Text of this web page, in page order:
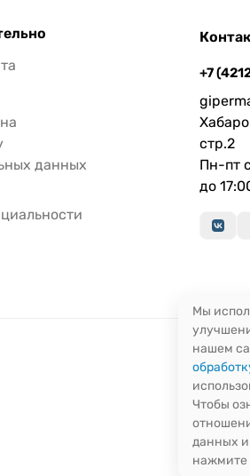
данных
+7
стр.2
Пн-пт
до
Мы
нашем
Чтобы
данных и
нажмите